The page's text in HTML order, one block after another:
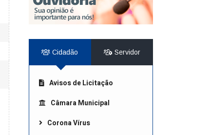
Cidadão Servidor
Avisos de Licitação
Câmara Municipal
Corona Vírus